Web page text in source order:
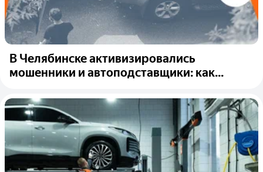
В Челябинске активизировались
мошенники и автоподставщики: как...